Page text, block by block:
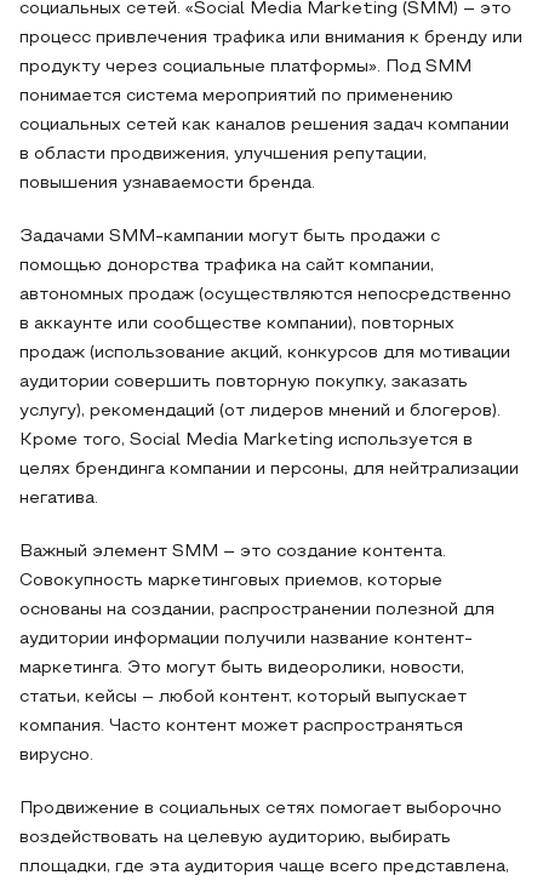
социальных сетей. «Social Media Marketing (SMM) – это
процесс привлечения трафика или внимания к бренду или
продукту через социальные платформы». Под SMM
понимается система мероприятий по применению
социальных сетей как каналов решения задач компании
в области продвижения, улучшения репутации,
повышения узнаваемости бренда.
Задачами SMM-кампании могут быть продажи с
помощью донорства трафика на сайт компании,
автономных продаж (осуществляются непосредственно
в аккаунте или сообществе компании), повторных
продаж (использование акций, конкурсов для мотивации
аудитории совершить повторную покупку, заказать
услугу), рекомендаций (от лидеров мнений и блогеров).
Кроме того, Social Media Marketing используется в
целях брендинга компании и персоны, для нейтрализации
негатива.
Важный элемент SMM – это создание контента.
Совокупность маркетинговых приемов, которые
основаны на создании, распространении полезной для
аудитории информации получили название контент-
маркетинга. Это могут быть видеоролики, новости,
статьи, кейсы – любой контент, который выпускает
компания. Часто контент может распространяться
вирусно.
Продвижение в социальных сетях помогает выборочно
воздействовать на целевую аудиторию, выбирать
площадки, где эта аудитория чаще всего представлена,